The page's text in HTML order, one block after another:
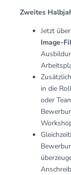
Zweites
Jetzt
Image-
in die
oder